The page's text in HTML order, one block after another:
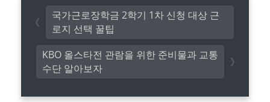
KBO 올스타전 관람을 위한 준비물과 교통
수단 알아보자
국가근로장학금 2학기 1차 신청 대상 근
로지 선택 꿀팁